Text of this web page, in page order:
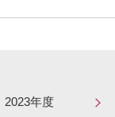
2023年度